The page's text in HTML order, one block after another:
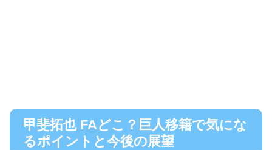
甲斐拓也 FAどこ？巨人移籍で気にな
るポイントと今後の展望